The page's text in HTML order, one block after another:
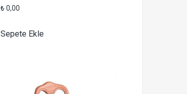
₺ 0,00
Sepete Ekle